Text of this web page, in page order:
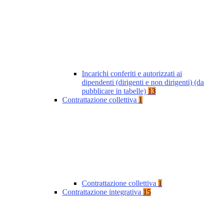
Incarichi conferiti e autorizzati ai
dipendenti (dirigenti e non dirigenti) (da
pubblicare in tabelle) 13
Contrattazione collettiva 1
Contrattazione collettiva 1
Contrattazione integrativa 15